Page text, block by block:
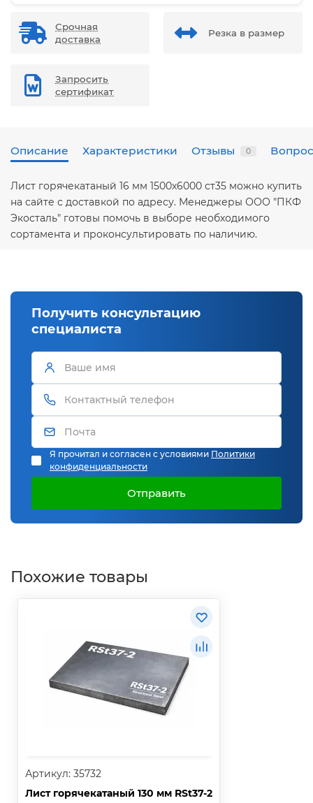
Срочная
доставка
Резка в размер
Запросить
сертификат
Описание Характеристики Отзывы 0
Лист горячекатаный 16 мм 1500х6000 ст35 можно купить
на сайте с доставкой по адресу. Менеджеры ООО "ПКФ
Экосталь" готовы помочь в выборе необходимого
сортамента и проконсультировать по наличию.
Получить консультацию
специалиста
Я прочитал и согласен с условиями Политики
конфиденциальности
Отправить
Похожие товары
Артикул: 35732
Лист горячекатаный 130 мм RSt37-2